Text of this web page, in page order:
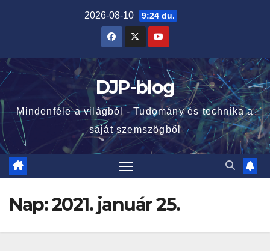
2026-08-10 9:24 du.
DJP-blog
Mindenféle a világból - Tudomány és technika a
saját szemszögből
Nap:2021. január 25.